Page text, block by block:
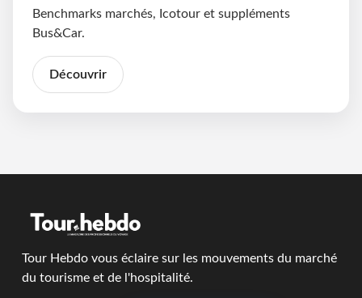
Benchmarks marchés, Icotour et suppléments
Bus&Car.
Découvrir
Tour Hebdo vous éclaire sur les mouvements du marché
du tourisme et de l'hospitalité.